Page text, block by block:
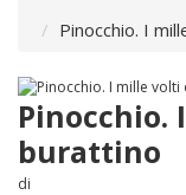
Pinocchio. I
burattino
di